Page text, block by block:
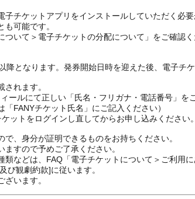
チケットアプリをインストールしていただく必要
可能です。
いて＞電子チケットの分配について」をご確認く
となります。発券開始日時を迎えた後、電子チ
れます。
ールにて正しい「氏名・フリガナ・電話番号」を
FANYチケット氏名」にご記入ください）
ットをログインし直してからお申し込みくださ
、身分が証明できるものをお持ちください。
すので予めご了承ください。
などは、FAQ「電子チケットについて＞ご利用に
び観劇約款]に従います。
います。